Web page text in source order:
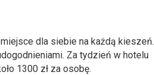
dla siebie na każdą kieszeń.
Za tydzień w hotelu
1300 zł za osobę.